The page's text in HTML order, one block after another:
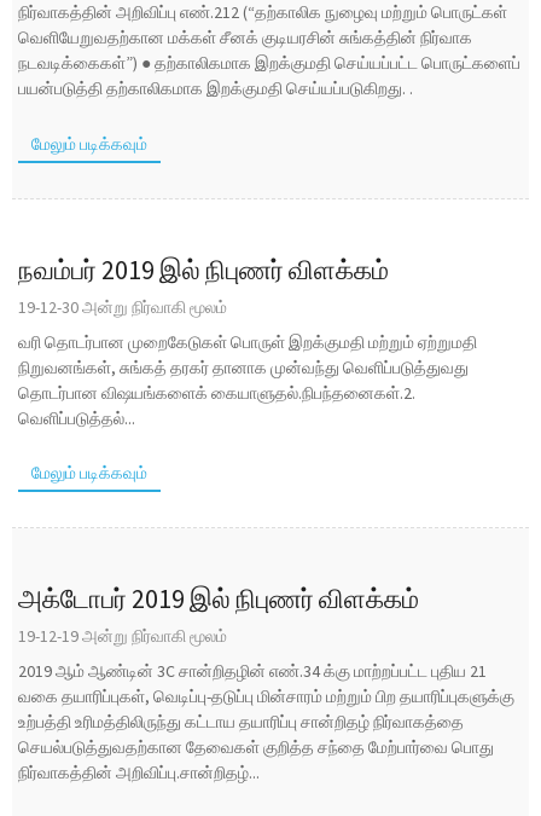
நிர்வாகத்தின் அறிவிப்பு எண்.212 (“தற்காலிக நுழைவு மற்றும் பொருட்கள்
வெளியேறுவதற்கான மக்கள் சீனக் குடியரசின் சுங்கத்தின் நிர்வாக
நடவடிக்கைகள்”) ● தற்காலிகமாக இறக்குமதி செய்யப்பட்ட பொருட்களைப்
பயன்படுத்தி தற்காலிகமாக இறக்குமதி செய்யப்படுகிறது. .
மேலும் படிக்கவும்
நவம்பர் 2019 இல் நிபுணர் விளக்கம்
19-12-30 அன்று நிர்வாகி மூலம்
வரி தொடர்பான முறைகேடுகள் பொருள் இறக்குமதி மற்றும் ஏற்றுமதி
நிறுவனங்கள், சுங்கத் தரகர் தானாக முன்வந்து வெளிப்படுத்துவது
தொடர்பான விஷயங்களைக் கையாளுதல்.நிபந்தனைகள்.2.
வெளிப்படுத்தல்...
மேலும் படிக்கவும்
அக்டோபர் 2019 இல் நிபுணர் விளக்கம்
19-12-19 அன்று நிர்வாகி மூலம்
2019 ஆம் ஆண்டின் 3C சான்றிதழின் எண்.34 க்கு மாற்றப்பட்ட புதிய 21
வகை தயாரிப்புகள், வெடிப்பு-தடுப்பு மின்சாரம் மற்றும் பிற தயாரிப்புகளுக்கு
உற்பத்தி உரிமத்திலிருந்து கட்டாய தயாரிப்பு சான்றிதழ் நிர்வாகத்தை
செயல்படுத்துவதற்கான தேவைகள் குறித்த சந்தை மேற்பார்வை பொது
நிர்வாகத்தின் அறிவிப்பு.சான்றிதழ்...